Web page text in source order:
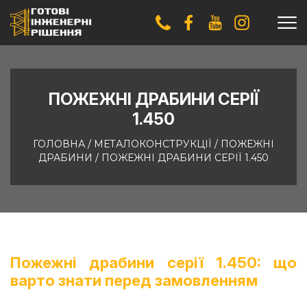
ПОЖЕЖНІ ДРАБИНИ СЕРІЇ
1.450
ГОЛОВНА / МЕТАЛОКОНСТРУКЦІЇ / ПОЖЕЖНІ
ДРАБИНИ / ПОЖЕЖНІ ДРАБИНИ СЕРІЇ 1.450
Пожежні драбини серії 1.450: що
варто знати перед замовленням